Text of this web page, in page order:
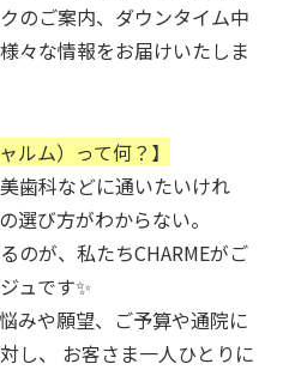
のご案内、ダウンタイム中
々な情報をお届けいたしま
ルム）って何？】
歯科などに通いたいけれ
選び方がわからない。
のが、私たちCHARMEがご
ュです✨
みや願望、ご予算や通院に
し、 お客さま一人ひとりに